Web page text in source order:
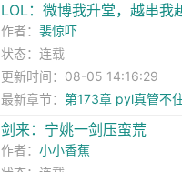
LOL：微博我升堂，越串我
作者：裴惊吓
状态：连载
更新时间：08-05 14:16:29
最新章节：第173章 pyl真管不
剑来：宁姚一剑压蛮荒
作者：小小香蕉